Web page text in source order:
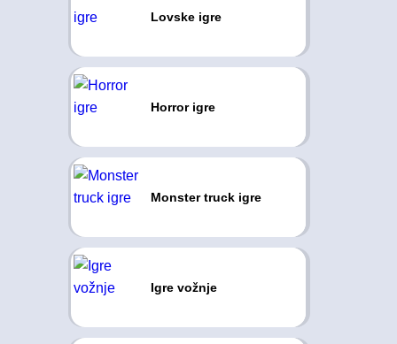
Lovske igre
Horror igre
Monster truck igre
Igre vožnje